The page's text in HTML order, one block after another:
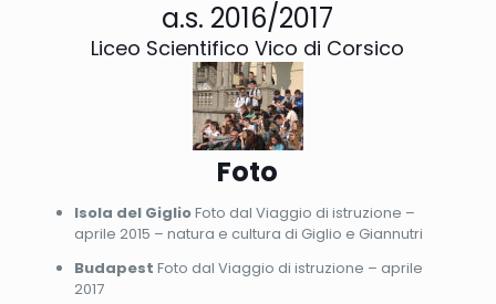
a.s. 2016/2017
Liceo Scientifico Vico di Corsico
Foto
Isola del GiglioFoto dal Viaggio di istruzione –
aprile 2015 – natura e cultura di Giglio e Giannutri
Budapest Foto dal Viaggio di istruzione – aprile
2017